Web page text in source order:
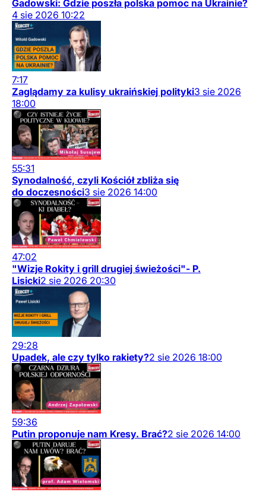
Gadowski: Gdzie poszła polska pomoc na Ukrainie?
4 sie 2026 10:22
7:17
Zaglądamy za kulisy ukraińskiej polityki3 sie 2026
18:00
55:31
Synodalność, czyli Kościół zbliża się
do doczesności3 sie 2026 14:00
47:02
"Wizje Rokity i grill drugiej świeżości"- P.
Lisicki2 sie 2026 20:30
29:28
Upadek, ale czy tylko rakiety?2 sie 2026 18:00
59:36
Putin proponuje nam Kresy. Brać?2 sie 2026 14:00